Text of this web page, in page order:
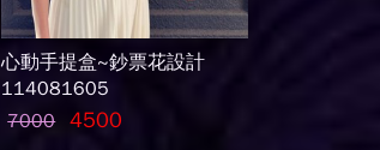
心動手提盒~鈔票花設計
114081605
7000 4500